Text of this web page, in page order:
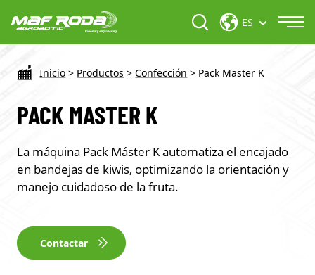
ES
Inicio > Productos > Confección > Pack Master K
PACK MASTER K
La máquina Pack Máster K automatiza el encajado
en bandejas de kiwis, optimizando la orientación y
manejo cuidadoso de la fruta.
Contactar